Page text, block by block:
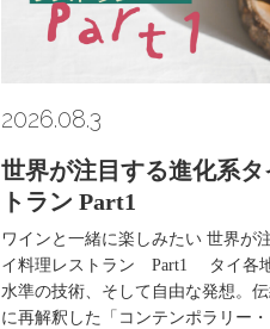
2026.08.3
世界が注目する進化系タ
トラン Part1
ワインと一緒に楽しみたい 世界が
イ料理レストラン Part1 タイ各
水準の技術、そして自由な発想。
に再解釈した「コンテンポラリー・